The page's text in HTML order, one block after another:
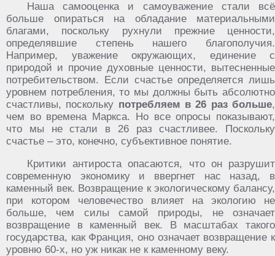
Наша самооценка и самоуважение стали всё
больше опираться на обладание материальными
благами, поскольку рухнули прежние ценности,
определявшие степень нашего благополучия.
Например, уважение окружающих, единение с
природой и прочие духовные ценности, вытесненные
потребительством. Если счастье определяется лишь
уровнем потребления, то мы должны быть абсолютно
счастливы, поскольку потребляем в 26 раз больше,
чем во времена Маркса. Но все опросы показывают,
что мы не стали в 26 раз счастливее. Поскольку
счастье – это, конечно, субъективное понятие.
Критики антироста опасаются, что он разрушит
современную экономику и ввергнет нас назад, в
каменный век. Возвращение к экологическому балансу,
при котором человечество влияет на экологию не
больше, чем силы самой природы, не означает
возвращение в каменный век. В масштабах такого
государства, как Франция, оно означает возвращение к
уровню 60-х, но уж никак не к каменному веку.